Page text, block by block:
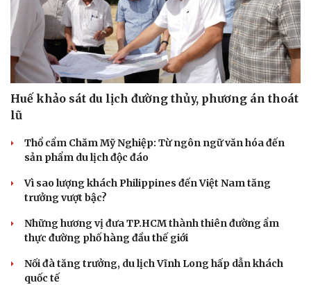
Sức khỏe
Dinh dưỡng - món ngon
Cây thuốc
Sản phụ khoa
Đời sống
Nhà đẹp
Blog
Huế khảo sát du lịch đường thủy, phương án thoát
lũ
Thổ cẩm Chăm Mỹ Nghiệp: Từ ngôn ngữ văn hóa đến
sản phẩm du lịch độc đáo
Vì sao lượng khách Philippines đến Việt Nam tăng
trưởng vượt bậc?
Những hương vị đưa TP.HCM thành thiên đường ẩm
thực đường phố hàng đầu thế giới
Nối đà tăng trưởng, du lịch Vĩnh Long hấp dẫn khách
quốc tế